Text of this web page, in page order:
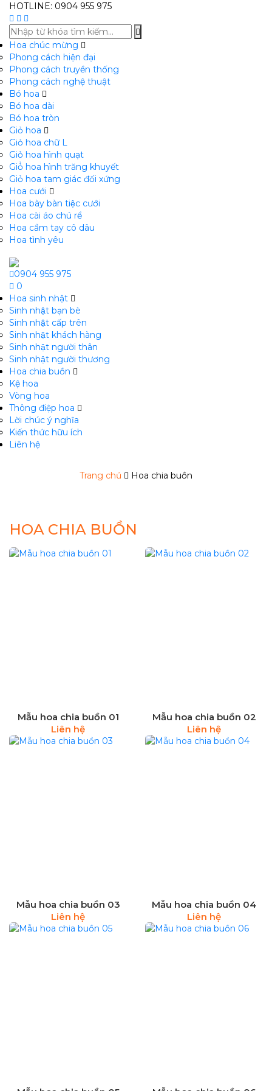
HOTLINE: 0904 955 975
Hoa chúc mừng
Phong cách hiện đại
Phong cách truyền thống
Phong cách nghệ thuật
Bó hoa
Bó hoa dài
Bó hoa tròn
Giỏ hoa
Giỏ hoa chữ L
Giỏ hoa hình quạt
Giỏ̉ hoa hình trăng khuyết
Giỏ hoa tam giác đối xứng
Hoa cưới
Hoa bày bàn tiệc cưới
Hoa cài áo chú rể
Hoa cầm tay cô dâu
Hoa tình yêu
0904 955 975
0
Hoa sinh nhật
Sinh nhật bạn bè
Sinh nhật cấp trên
Sinh nhật khách hàng
Sinh nhật người thân
Sinh nhật người thương
Hoa chia buồn
Kệ hoa
Vòng hoa
Thông điệp hoa
Lời chúc ý nghĩa
Kiến thức hữu ích
Liên hệ
Trang chủ Hoa chia buồn
HOA CHIA BUỒN
Mẫu hoa chia buồn 01
Liên hệ
Mẫu hoa chia buồn 02
Liên hệ
Mẫu hoa chia buồn 03
Liên hệ
Mẫu hoa chia buồn 04
Liên hệ